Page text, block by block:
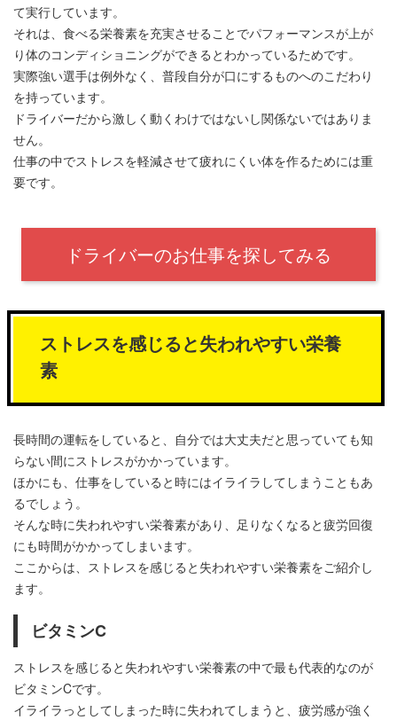
て実行しています。
それは、食べる栄養素を充実させることでパフォーマンスが上が
り体のコンディショニングができるとわかっているためです。
実際強い選手は例外なく、普段自分が口にするものへのこだわり
を持っています。
ドライバーだから激しく動くわけではないし関係ないではありま
せん。
仕事の中でストレスを軽減させて疲れにくい体を作るためには重
要です。
ドライバーのお仕事を探してみる
ストレスを感じると失われやすい栄養
素
長時間の運転をしていると、自分では大丈夫だと思っていても知
らない間にストレスがかかっています。
ほかにも、仕事をしていると時にはイライラしてしまうこともあ
るでしょう。
そんな時に失われやすい栄養素があり、足りなくなると疲労回復
にも時間がかかってしまいます。
ここからは、ストレスを感じると失われやすい栄養素をご紹介し
ます。
ビタミンC
ストレスを感じると失われやすい栄養素の中で最も代表的なのが
ビタミンCです。
イライラっとしてしまった時に失われてしまうと、疲労感が強く